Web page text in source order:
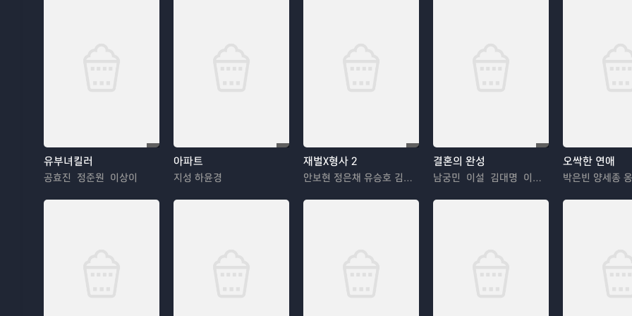
유부녀킬러
공효진 정준원 이상이
아파트
지성 하윤경
재벌X형사 2
안보현 정은채 유승호 김혜은
결혼의 완성
남궁민 이설 김대명 이상희
오싹한 연애
박은빈 양세종